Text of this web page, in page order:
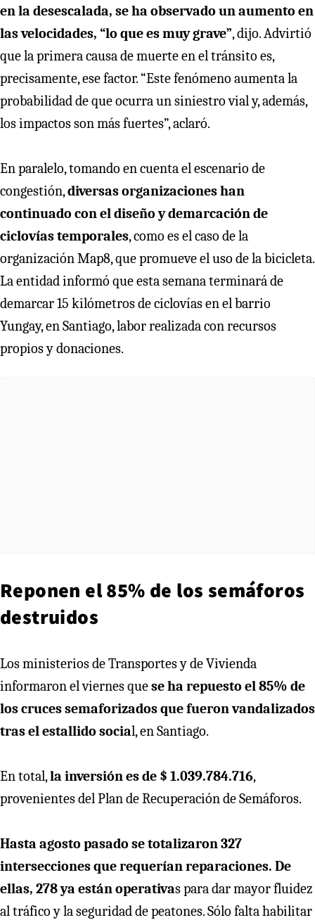
en la desescalada, se ha observado un aumento en
las velocidades, “lo que es muy grave”, dijo. Advirtió
que la primera causa de muerte en el tránsito es,
precisamente, ese factor. “Este fenómeno aumenta la
probabilidad de que ocurra un siniestro vial y, además,
los impactos son más fuertes”, aclaró.
En paralelo, tomando en cuenta el escenario de
congestión,diversas organizaciones han
continuado con el diseño y demarcación de
ciclovías temporales, como es el caso de la
organización Map8, que promueve el uso de la bicicleta.
La entidad informó que esta semana terminará de
demarcar 15 kilómetros de ciclovías en el barrio
Yungay, en Santiago, labor realizada con recursos
propios y donaciones.
Reponen el 85% de los semáforos
destruidos
Los ministerios de Transportes y de Vivienda
informaron el viernes quese ha repuesto el 85% de
los cruces semaforizados que fueron vandalizados
tras el estallido social, en Santiago.
En total,la inversión es de $ 1.039.784.716,
provenientes del Plan de Recuperación de Semáforos.
Hasta agosto pasado se totalizaron 327
intersecciones que requerían reparaciones. De
ellas, 278 ya están operativas para dar mayor fluidez
al tráfico y la seguridad de peatones. Sólo falta habilitar